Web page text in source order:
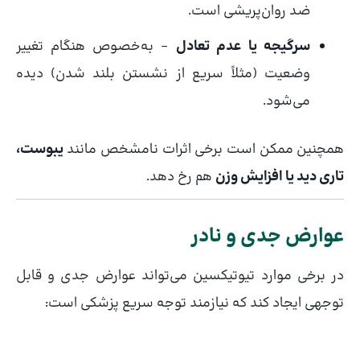
ضد روان‌پریشی است.
سرگیجه یا عدم تعادل – به‌خصوص هنگام تغییر
وضعیت (مثلاً سریع از نشستن بلند شدن) دیده
می‌شود.
همچنین ممکن است برخی اثرات نامشخص مانندیبوست،
تاری دید یا افزایش وزن هم رخ دهد.
عوارض جدی و نادر
در برخی موارد تیوتیکسین می‌تواند عوارض جدی و قابل
توجهی ایجاد کند که نیازمند توجه سریع پزشکی است: